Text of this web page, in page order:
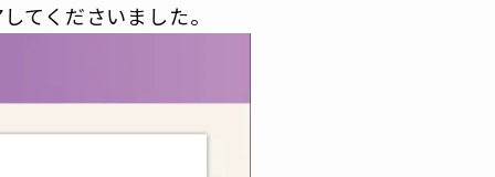
てくださいました。